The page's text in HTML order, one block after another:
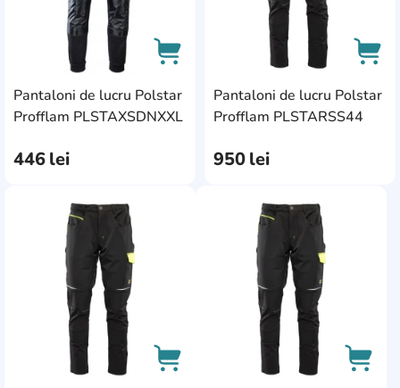
Pantaloni de lucru Polstar
Profflam PLSTAXSDNXXL
446lei
AddCardToCart
Pantaloni de lucru Polstar
Profflam PLSTARSS44
950lei
AddCardToFavourite